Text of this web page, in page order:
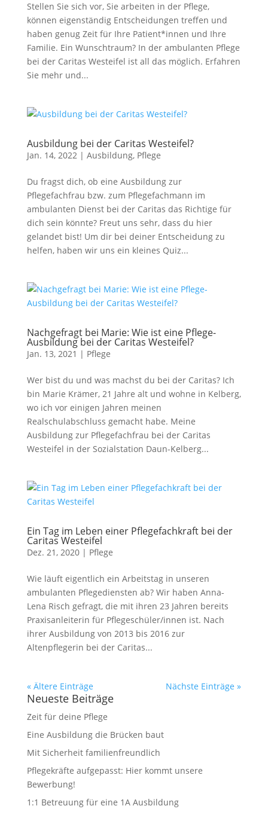
Stellen Sie sich vor, Sie arbeiten in der Pflege,
können eigenständig Entscheidungen treffen und
haben genug Zeit für Ihre Patient*innen und Ihre
Familie. Ein Wunschtraum? In der ambulanten Pflege
bei der Caritas Westeifel ist all das möglich. Erfahren
Sie mehr und...
Ausbildung bei der Caritas Westeifel?
Jan. 14, 2022| Ausbildung, Pflege
Du fragst dich, ob eine Ausbildung zur
Pflegefachfrau bzw. zum Pflegefachmann im
ambulanten Dienst bei der Caritas das Richtige für
dich sein könnte? Freut uns sehr, dass du hier
gelandet bist! Um dir bei deiner Entscheidung zu
helfen, haben wir uns ein kleines Quiz...
Nachgefragt bei Marie: Wie ist eine Pflege-
Ausbildung bei der Caritas Westeifel?
Jan. 13, 2021 | Pflege
Wer bist du und was machst du bei der Caritas? Ich
bin Marie Krämer, 21 Jahre alt und wohne in Kelberg,
wo ich vor einigen Jahren meinen
Realschulabschluss gemacht habe. Meine
Ausbildung zur Pflegefachfrau bei der Caritas
Westeifel in der Sozialstation Daun-Kelberg...
Ein Tag im Leben einer Pflegefachkraft bei der
Caritas Westeifel
Dez. 21, 2020| Pflege
Wie läuft eigentlich ein Arbeitstag in unseren
ambulanten Pflegediensten ab? Wir haben Anna-
Lena Risch gefragt, die mit ihren 23 Jahren bereits
Praxisanleiterin für Pflegeschüler/innen ist. Nach
ihrer Ausbildung von 2013 bis 2016 zur
Altenpflegerin bei der Caritas...
« Ältere Einträge Nächste Einträge »
Neueste Beiträge
Zeit für deine Pflege
Eine Ausbildung die Brücken baut
Mit Sicherheit familienfreundlich
Pflegekräfte aufgepasst: Hier kommt unsere
Bewerbung!
1:1 Betreuung für eine 1A Ausbildung